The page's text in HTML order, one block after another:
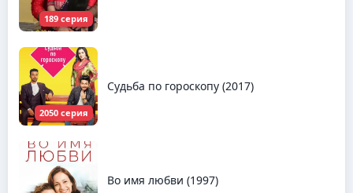
189 серия
2050 серия
Судьба по гороскопу (2017)
Во имя любви (1997)